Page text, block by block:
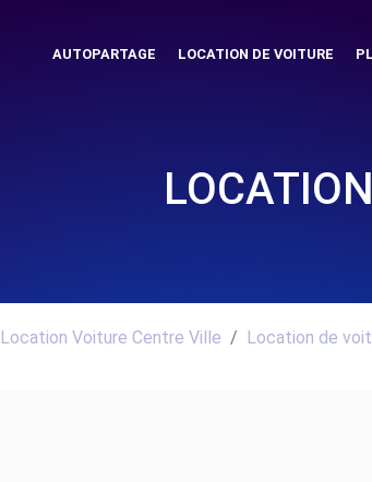
AUTOPARTAGE LOCATION DE VOITURE
Location Voiture Centre Ville Location de